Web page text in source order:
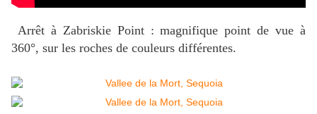
Arrêt à Zabriskie Point : magnifique point de vue à
360°, sur les roches de couleurs différentes.